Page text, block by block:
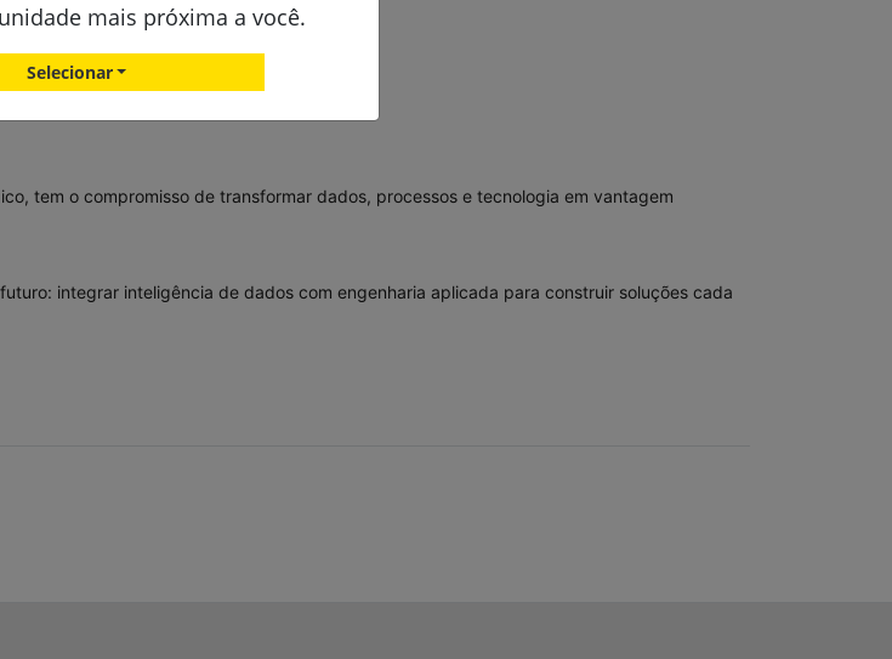
tem o compromisso de transformar dados, processos e tecnologia em vantagem
integrar inteligência de dados com engenharia aplicada para construir soluções cada
mais próxima a você.
Selecionar